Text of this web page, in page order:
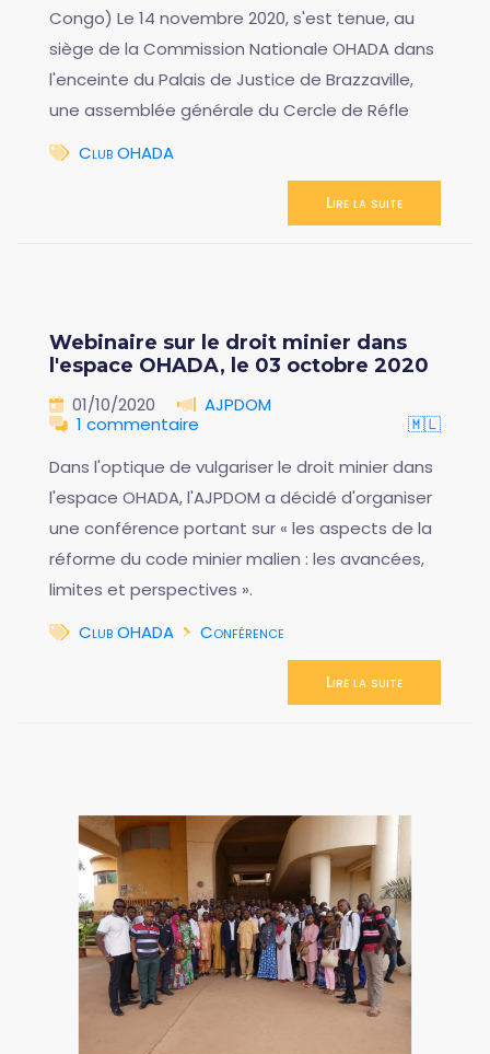
Congo) Le 14 novembre 2020, s'est tenue, au
siège de la Commission Nationale OHADA dans
l'enceinte du Palais de Justice de Brazzaville,
une assemblée générale du Cercle de Réfle
Club OHADA
Lire la suite
Webinaire sur le droit minier dans
l'espace OHADA, le 03 octobre 2020
01/10/2020
AJPDOM
1 commentaire
🇲🇱
Dans l'optique de vulgariser le droit minier dans
l'espace OHADA, l'AJPDOM a décidé d'organiser
une conférence portant sur « les aspects de la
réforme du code minier malien : les avancées,
limites et perspectives ».
Club OHADA
Conférence
Lire la suite